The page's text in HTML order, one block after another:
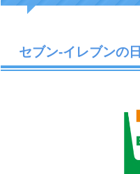
セブン-イレブンの日